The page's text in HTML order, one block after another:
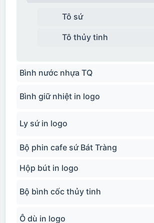
Hộp xi 2 cốc
Tô sứ
Tô thủy tinh
Bình nước nhựa TQ
Bình giữ nhiệt in logo
Ly sứ in logo
Bộ phin cafe sứ Bát Tràng
Hộp bút in logo
Bộ bình cốc thủy tinh
Ô dù in logo